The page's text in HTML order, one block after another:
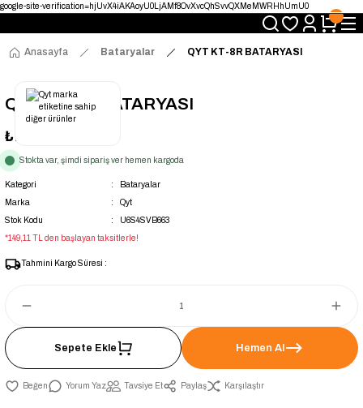
google-site-verification=hjUvX4iAKAoyU0LjAMf8OvXvcQhSvvQXMeMWRHhUmU0
Telsizde Güvenilir Adres
Uygun Fiyat · Hızlı Teslimat
Anasayfa Bataryalar QYT KT-8R BATARYASI
QYT KT-8R BATARYASI
₺1.399,00
Stokta var, şimdi sipariş ver hemen kargoda
Kategori
Bataryalar
Marka
Qyt
Stok Kodu
U6S4SVB663
*149,11 TL den başlayan taksitlerle!
Tahmini Kargo Süresi :
Sepete Ekle Hemen Al
Yorum Yaz Tavsiye Et Paylaş Karşılaştır